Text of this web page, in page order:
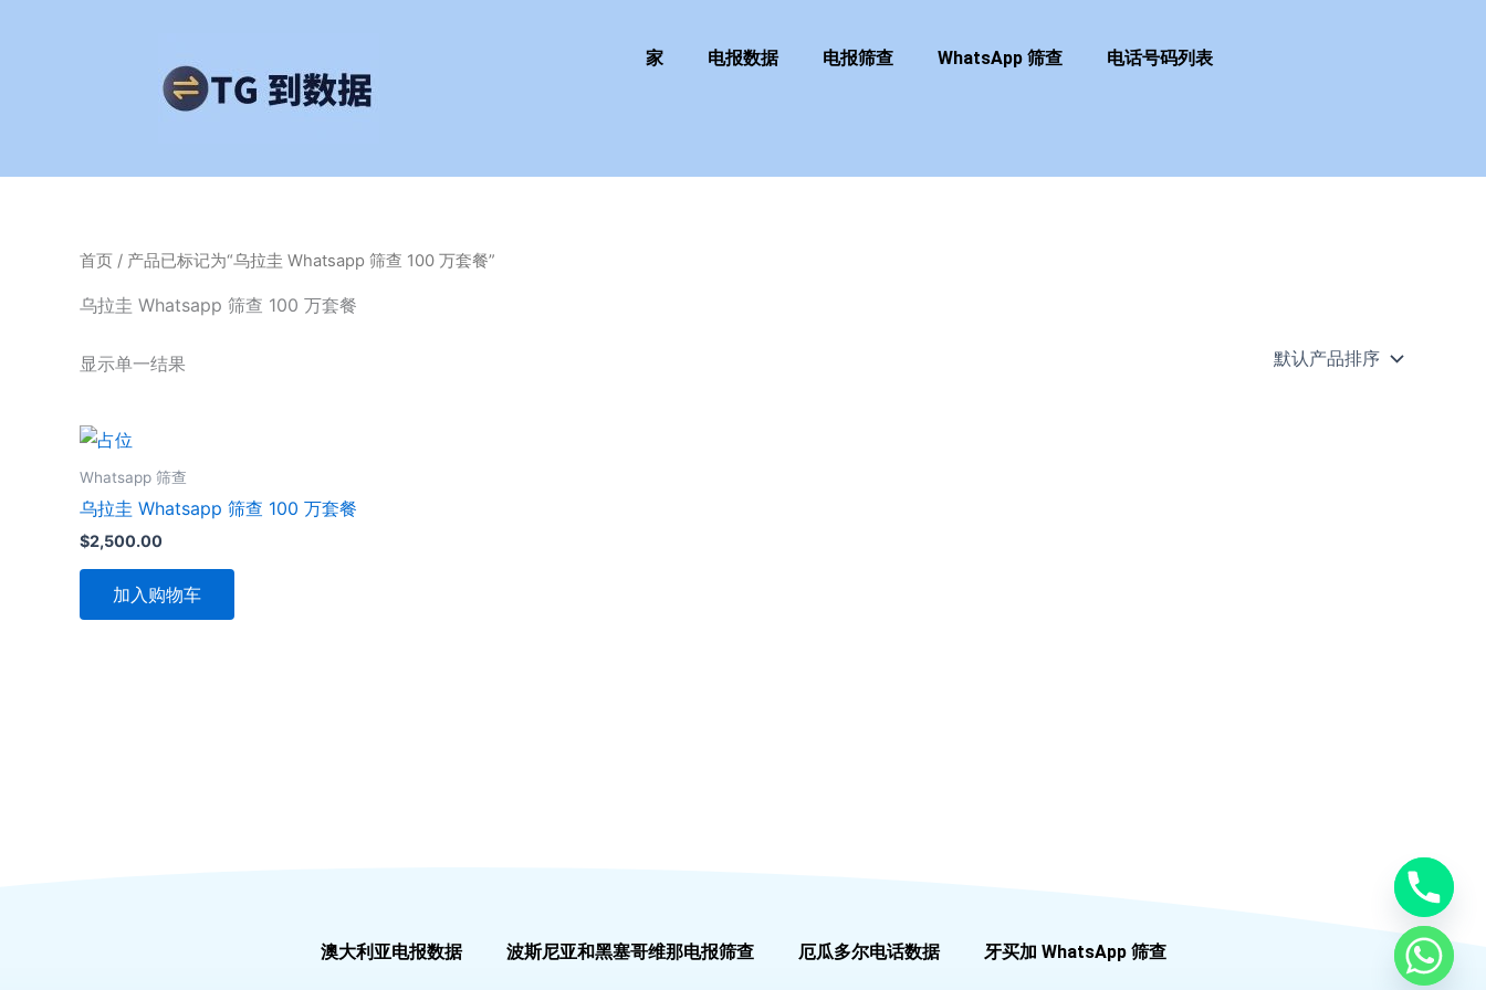
家 电报数据 电报筛查 WhatsApp 筛查 电话号码列表
首页 / 产品已标记为“乌拉圭 Whatsapp 筛查 100 万套餐”
乌拉圭 Whatsapp 筛查 100 万套餐
显示单一结果
Whatsapp 筛查
乌拉圭 Whatsapp 筛查 100 万套餐
$2,500.00
加入购物车
澳大利亚电报数据 波斯尼亚和黑塞哥维那电报筛查 厄瓜多尔电话数据 牙买加 WhatsApp 筛查